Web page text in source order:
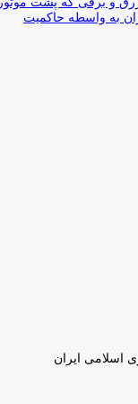
به واسطه حاکمیت
اسلامی ایران